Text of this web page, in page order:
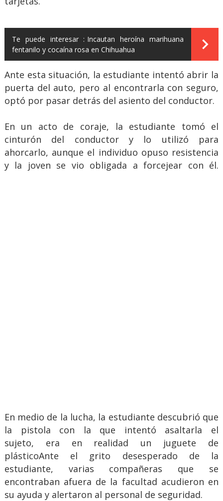
Te puede interesar : Incautan heroína marihuana
fentanilo y cocaína rosa en Chihuahua
Ante esta situación, la estudiante intentó abrir la
puerta del auto, pero al encontrarla con seguro,
optó por pasar detrás del asiento del conductor.
En un acto de coraje, la estudiante tomó el
cinturón del conductor y lo utilizó para
ahorcarlo, aunque el individuo opuso resistencia
y la joven se vio obligada a forcejear con él.
En medio de la lucha, la estudiante descubrió que
la pistola con la que intentó asaltarla el
sujeto, era en realidad un juguete de
plásticoAnte el grito desesperado de la
estudiante, varias compañeras que se
encontraban afuera de la facultad acudieron en
su ayuda y alertaron al personal de seguridad.